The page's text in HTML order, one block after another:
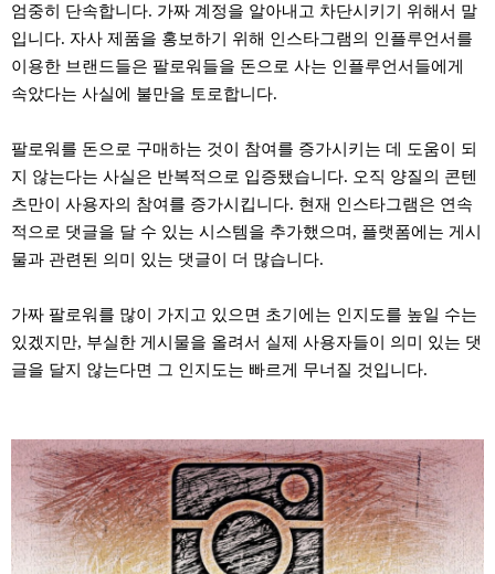
엄중히 단속합니다. 가짜 계정을 알아내고 차단시키기 위해서 말
입니다. 자사 제품을 홍보하기 위해 인스타그램의 인플루언서를
이용한 브랜드들은 팔로워들을 돈으로 사는 인플루언서들에게
속았다는 사실에 불만을 토로합니다.
팔로워를 돈으로 구매하는 것이 참여를 증가시키는 데 도움이 되
지 않는다는 사실은 반복적으로 입증됐습니다. 오직 양질의 콘텐
츠만이 사용자의 참여를 증가시킵니다. 현재 인스타그램은 연속
적으로 댓글을 달 수 있는 시스템을 추가했으며, 플랫폼에는 게시
물과 관련된 의미 있는 댓글이 더 많습니다.
가짜 팔로워를 많이 가지고 있으면 초기에는 인지도를 높일 수는
있겠지만, 부실한 게시물을 올려서 실제 사용자들이 의미 있는 댓
글을 달지 않는다면 그 인지도는 빠르게 무너질 것입니다.